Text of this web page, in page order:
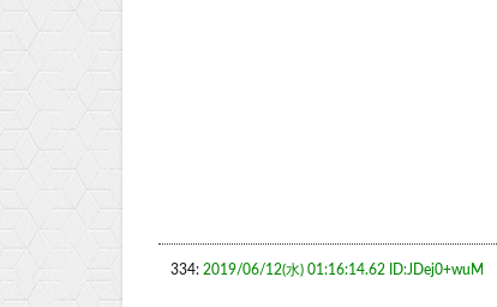
334: 2019/06/12(水) 01:16:14.62 ID:JDej0+wuM